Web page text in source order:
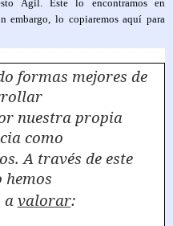
Ágil. Este lo encontramos en
embargo, lo copiaremos aquí para
formas mejores de
nuestra propia
como
A través de este
a valorar: